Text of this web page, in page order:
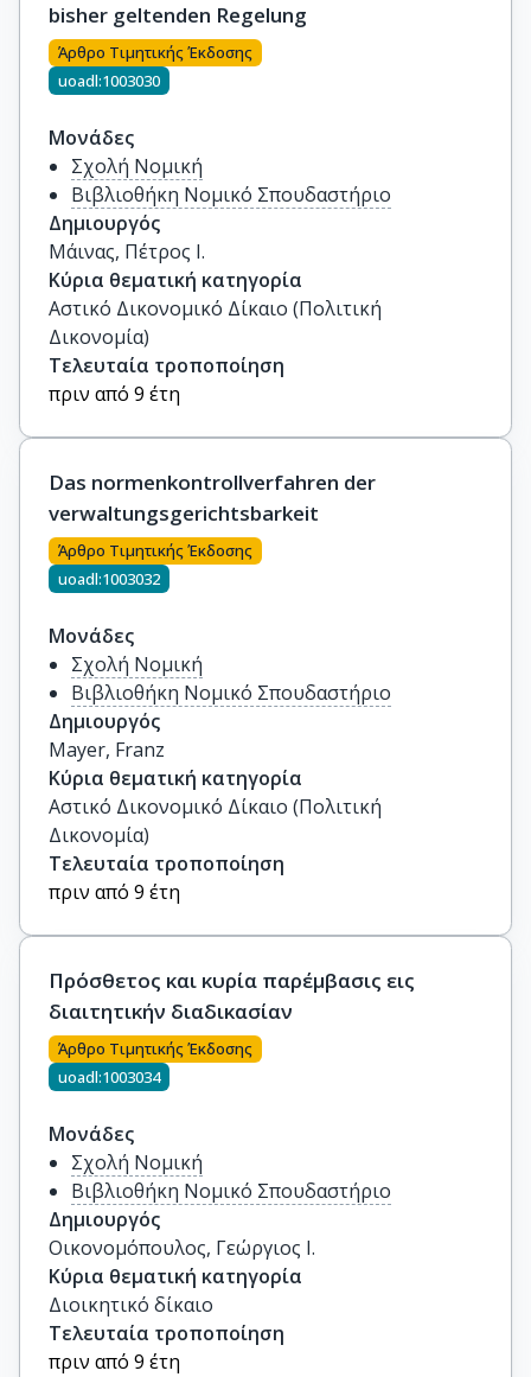
bisher geltenden Regelung
Άρθρο Τιμητικής Έκδοσης
uoadl:1003030
Μονάδες
Σχολή Νομική
Βιβλιοθήκη Νομικό Σπουδαστήριο
Δημιουργός
Μάινας, Πέτρος Ι.
Κύρια θεματική κατηγορία
Αστικό Δικονομικό Δίκαιο (Πολιτική
Δικονομία)
Τελευταία τροποποίηση
πριν από 9 έτη
Das normenkontrollverfahren der
verwaltungsgerichtsbarkeit
Άρθρο Τιμητικής Έκδοσης
uoadl:1003032
Μονάδες
Σχολή Νομική
Βιβλιοθήκη Νομικό Σπουδαστήριο
Δημιουργός
Mayer, Franz
Κύρια θεματική κατηγορία
Αστικό Δικονομικό Δίκαιο (Πολιτική
Δικονομία)
Τελευταία τροποποίηση
πριν από 9 έτη
Πρόσθετος και κυρία παρέμβασις εις
διαιτητικήν διαδικασίαν
Άρθρο Τιμητικής Έκδοσης
uoadl:1003034
Μονάδες
Σχολή Νομική
Βιβλιοθήκη Νομικό Σπουδαστήριο
Δημιουργός
Οικονομόπουλος, Γεώργιος Ι.
Κύρια θεματική κατηγορία
Διοικητικό δίκαιο
Τελευταία τροποποίηση
πριν από 9 έτη